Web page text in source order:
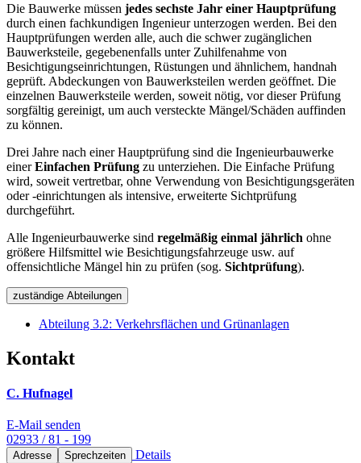
Die Bauwerke müssen jedes sechste Jahr einer Hauptprüfung
durch einen fachkundigen Ingenieur unterzogen werden. Bei den
Hauptprüfungen werden alle, auch die schwer zugänglichen
Bauwerksteile, gegebenenfalls unter Zuhilfenahme von
Besichtigungseinrichtungen, Rüstungen und ähnlichem, handnah
geprüft. Abdeckungen von Bauwerksteilen werden geöffnet. Die
einzelnen Bauwerksteile werden, soweit nötig, vor dieser Prüfung
sorgfältig gereinigt, um auch versteckte Mängel/Schäden auffinden
zu können.
Drei Jahre nach einer Hauptprüfung sind die Ingenieurbauwerke
einerEinfachen Prüfung zu unterziehen. Die Einfache Prüfung
wird, soweit vertretbar, ohne Verwendung von Besichtigungsgeräten
oder -einrichtungen als intensive, erweiterte Sichtprüfung
durchgeführt.
Alle Ingenieurbauwerke sind regelmäßig einmal jährlich ohne
größere Hilfsmittel wie Besichtigungsfahrzeuge usw. auf
offensichtliche Mängel hin zu prüfen (sog. Sichtprüfung).
zuständige Abteilungen
Abteilung 3.2: Verkehrsflächen und Grünanlagen
Kontakt
C. Hufnagel
E-Mail senden
02933 / 81 - 199
Adresse Sprechzeiten Details